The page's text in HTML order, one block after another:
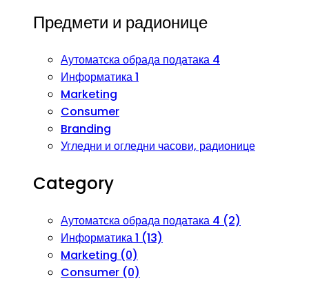
Предмети и радионице
Аутоматска обрада података 4
Информатика 1
Marketing
Consumer
Branding
Угледни и огледни часови, радионице
Category
Аутоматска обрада података 4 (2)
Информатика 1 (13)
Marketing (0)
Consumer (0)